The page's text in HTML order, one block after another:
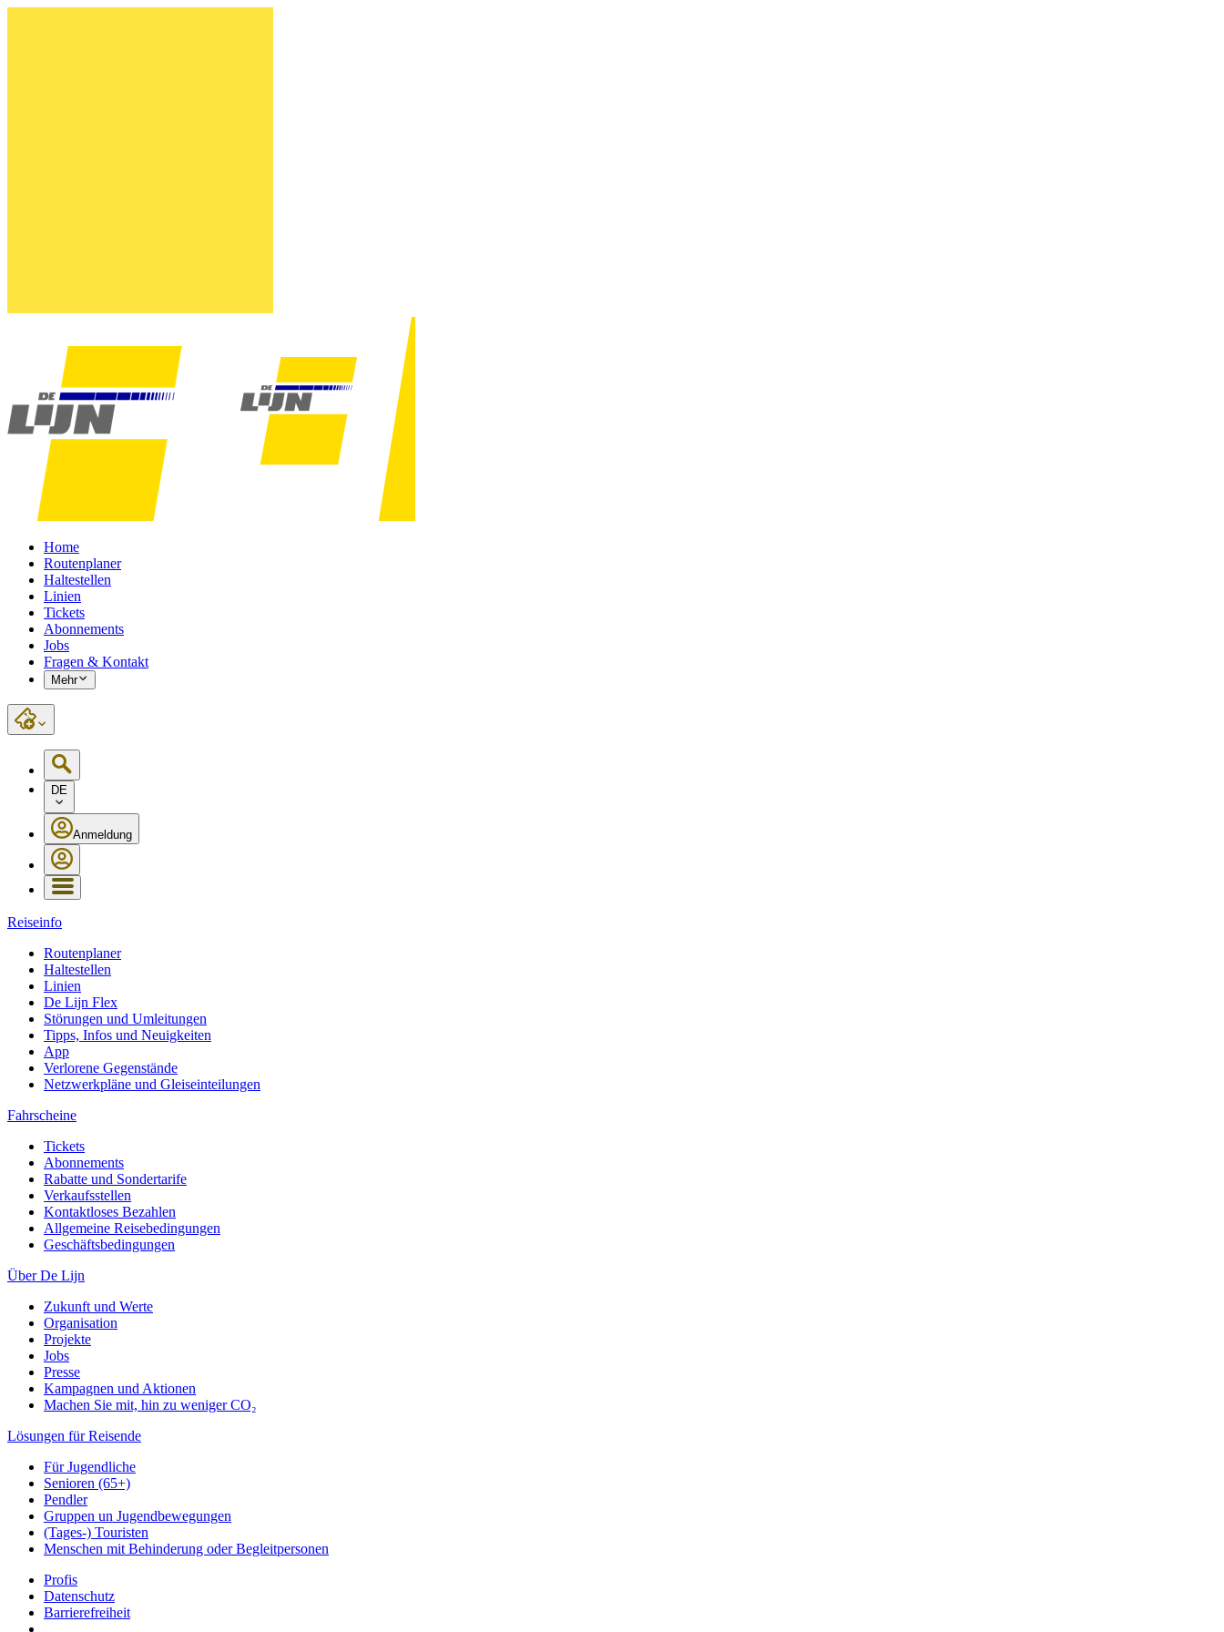
Home
Routenplaner
Haltestellen
Linien
Tickets
Abonnements
Jobs
Fragen & Kontakt
Mehr
DE
Anmeldung
Reiseinfo
Routenplaner
Haltestellen
Linien
De Lijn Flex
Störungen und Umleitungen
Tipps, Infos und Neuigkeiten
App
Verlorene Gegenstände
Netzwerkpläne und Gleiseinteilungen
Fahrscheine
Tickets
Abonnements
Rabatte und Sondertarife
Verkaufsstellen
Kontaktloses Bezahlen
Allgemeine Reisebedingungen
Geschäftsbedingungen
Über De Lijn
Zukunft und Werte
Organisation
Projekte
Jobs
Presse
Kampagnen und Aktionen
Machen Sie mit, hin zu weniger CO₂
Lösungen für Reisende
Für Jugendliche
Senioren (65+)
Pendler
Gruppen un Jugendbewegungen
(Tages-) Touristen
Menschen mit Behinderung oder Begleitpersonen
Profis
Datenschutz
Barrierefreiheit